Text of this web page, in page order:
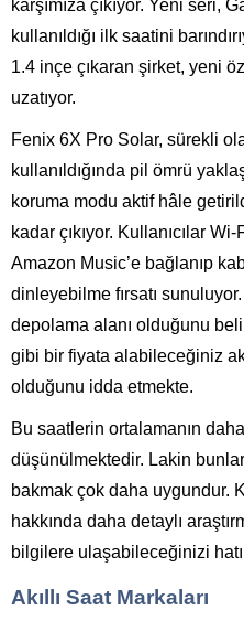
karşımıza çıkıyor. Yeni seri,
kullanıldığı ilk saatini
1.4 inçe çıkaran şirket, yeni
uzatıyor.
Fenix 6X Pro Solar, sürekli
kullanıldığında pil ömrü
koruma modu aktif hâle
kadar çıkıyor. Kullanıcılar
Amazon Music’e bağlanıp
dinleyebilme fırsatı
depolama alanı olduğunu
gibi bir fiyata alabileceğiniz
olduğunu idda etmekte.
Bu saatlerin ortalamanın
düşünülmektedir. Lakin
bakmak çok daha uygundur.
hakkında daha detaylı
bilgilere ulaşabileceğinizi
Akıllı Saat Markaları